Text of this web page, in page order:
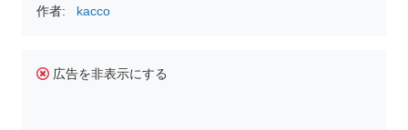
作者: kacco
広告を非表示にする